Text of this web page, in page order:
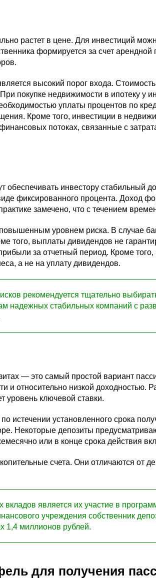
растет в цене. Для инвестиций
формируется за счет арендной
высокий порог входа.
покупке недвижимости в ипотеку у
уплаты процентов по
Кроме того, инвестиции в
потоках, связанные с
обеспечивать инвестору стабильный
фиксированного процента. Доход
замечено, что с течением
уровнем риска. В случае
того, выплаты дивидендов не
за отчетный период. Кроме
а не на уплату дивидендов.
рекомендуется тщательно
надежных стабильных компаний с
— это самый простой вариант
и относительно низкой доходностью.
уровень ключевой ставки.
истечении установленного срока
Некоторые депозиты
или в конце срока действия
счета. Они отличаются от
является их участие в
учреждения собственник
1,4 миллионов рублей.
для получения